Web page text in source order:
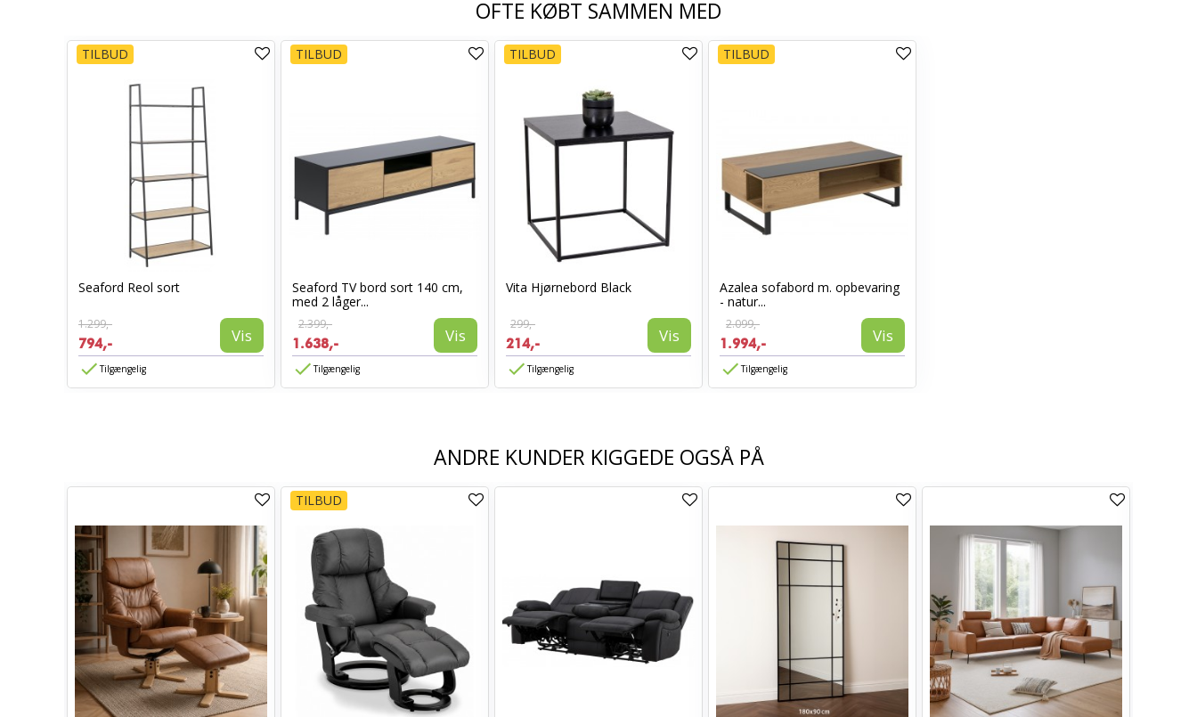
OFTE KØBT SAMMEN MED
TILBUD
Seaford Reol sort
1.299,-
794,- Vis
Tilgængelig
TILBUD
Seaford TV bord sort 140 cm,
med 2 låger...
2.399,-
1.638,- Vis
Tilgængelig
TILBUD
Vita Hjørnebord Black
299,-
214,- Vis
Tilgængelig
TILBUD
Azalea sofabord m. opbevaring
- natur...
2.099,-
1.994,- Vis
Tilgængelig
ANDRE KUNDER KIGGEDE OGSÅ PÅ
TILBUD